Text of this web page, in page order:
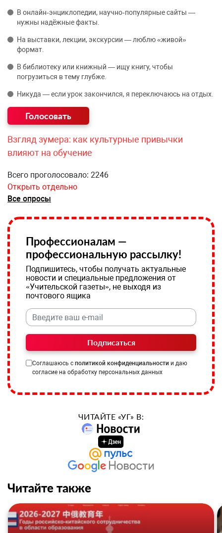
В онлайн‑энциклопедии, научно‑популярные сайты —
нужны надёжные факты.
На выставки, лекции, экскурсии — люблю «живой»
формат.
В библиотеку или книжный — ищу книгу, чтобы
погрузиться в тему глубже.
Никуда — если урок закончился, я переключаюсь на отдых.
Взгляд зумера: как культурные привычки
влияют на обучение
Всего проголосовало: 2246
Открыть отдельно
Все опросы
Профессионалам —
профессиональную рассылку!
Подпишитесь, чтобы получать актуальные
новости и специальные предложения от
«Учительской газеты», не выходя из
почтового ящика
Подписаться
Соглашаюсь с политикой конфиденциальности и даю
согласие на обработку персональных данных
ЧИТАЙТЕ «УГ» В:
Читайте также